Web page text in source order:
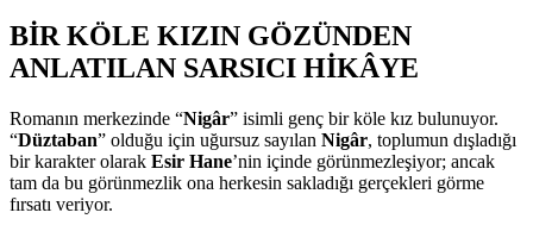
BİR KÖLE KIZIN GÖZÜNDEN
ANLATILAN SARSICI HİKÂYE
Romanın merkezinde “Nigâr” isimli genç bir köle kız bulunuyor.
“Düztaban” olduğu için uğursuz sayılan Nigâr, toplumun dışladığı
bir karakter olarak Esir Hane’nin içinde görünmezleşiyor; ancak
tam da bu görünmezlik ona herkesin sakladığı gerçekleri görme
fırsatı veriyor.